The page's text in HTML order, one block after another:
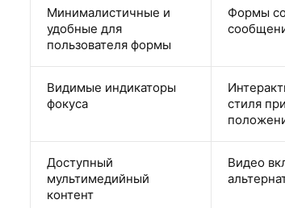
Минималистичные и
удобные для
пользователя формы
Формы
Видимые индикаторы
фокуса
стиля
Доступный
мультимедийный
контент
Видео